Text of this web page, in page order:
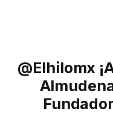
@elhilomx